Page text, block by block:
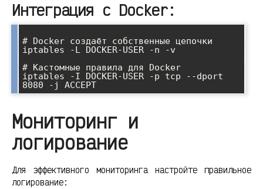
Интеграция с Docker:
# Docker создаёт собственные цепочки
iptables -L DOCKER-USER -n -v
# Кастомные правила для Docker
iptables -I DOCKER-USER -p tcp --dport
Мониторинг и
логирование
Для эффективного мониторинга настройте правильное
логирование: